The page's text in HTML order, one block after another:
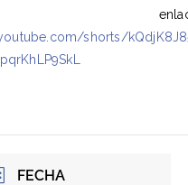
shorts/
FECHA